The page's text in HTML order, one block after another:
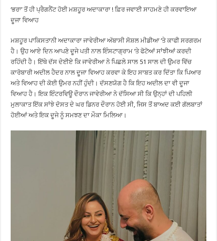
‘ਭਰਾ’ ਤੋਂ ਹੀ ਪ੍ਰੈਗਨੈਂਟ ਹੋਈ ਮਸ਼ਹੂਰ ਅਦਾਕਾਰਾ ! ਫ਼ਿਰ ਜਵਾਈ ਸਾਹਮਣੇ ਹੀ ਕਰਵਾਇਆ
ਦੂਜਾ ਵਿਆਹ
ਮਸ਼ਹੂਰ ਪਾਕਿਸਤਾਨੀ ਅਦਾਕਾਰਾ ਜਾਵੇਰੀਆ ਅੱਬਾਸੀ ਸੋਸ਼ਲ ਮੀਡੀਆ ‘ਤੇ ਕਾਫੀ ਸਰਗਰਮ
ਹੈ। ਉਹ ਆਏ ਦਿਨ ਆਪਣੇ ਦੂਜੇ ਪਤੀ ਨਾਲ ਇੰਸਟਾਗ੍ਰਾਮ ‘ਤੇ ਫੋਟੋਆਂ ਸਾਂਝੀਆਂ ਕਰਦੀ
ਰਹਿੰਦੀ ਹੈ। ਇੱਥੇ ਦੱਸ ਦੇਈਏ ਕਿ ਜਾਵੇਰੀਆ ਨੇ ਪਿਛਲੇ ਸਾਲ 51 ਸਾਲ ਦੀ ਉਮਰ ਵਿੱਚ
ਕਾਰੋਬਾਰੀ ਅਦੀਲ ਹੈਦਰ ਨਾਲ ਦੂਜਾ ਵਿਆਹ ਕਰਵਾ ਕੇ ਇਹ ਸਾਬਤ ਕਰ ਦਿੱਤਾ ਕਿ ਪਿਆਰ
ਅਤੇ ਵਿਆਹ ਦੀ ਕੋਈ ਉਮਰ ਨਹੀਂ ਹੁੰਦੀ। ਦੱਸਣਯੋਗ ਹੈ ਕਿ ਇਹ ਅਦੀਲ ਦਾ ਵੀ ਦੂਜਾ
ਵਿਆਹ ਹੈ। ਇਕ ਇੰਟਰਵਿਊ ਦੌਰਾਨ ਜਾਵੇਰੀਆ ਨੇ ਦੱਸਿਆ ਸੀ ਕਿ ਉਨ੍ਹਾਂ ਦੀ ਪਹਿਲੀ
ਮੁਲਾਕਾਤ ਇੱਕ ਸਾਂਝੇ ਦੋਸਤ ਦੇ ਘਰ ਡਿਨਰ ਦੌਰਾਨ ਹੋਈ ਸੀ, ਜਿਸ ਤੋਂ ਬਾਅਦ ਕਈ ਗੱਲਬਾਤਾਂ
ਹੋਈਆਂ ਅਤੇ ਇਕ ਦੂਜੇ ਨੂੰ ਸਮਝਣ ਦਾ ਮੌਕਾ ਮਿਲਿਆ।